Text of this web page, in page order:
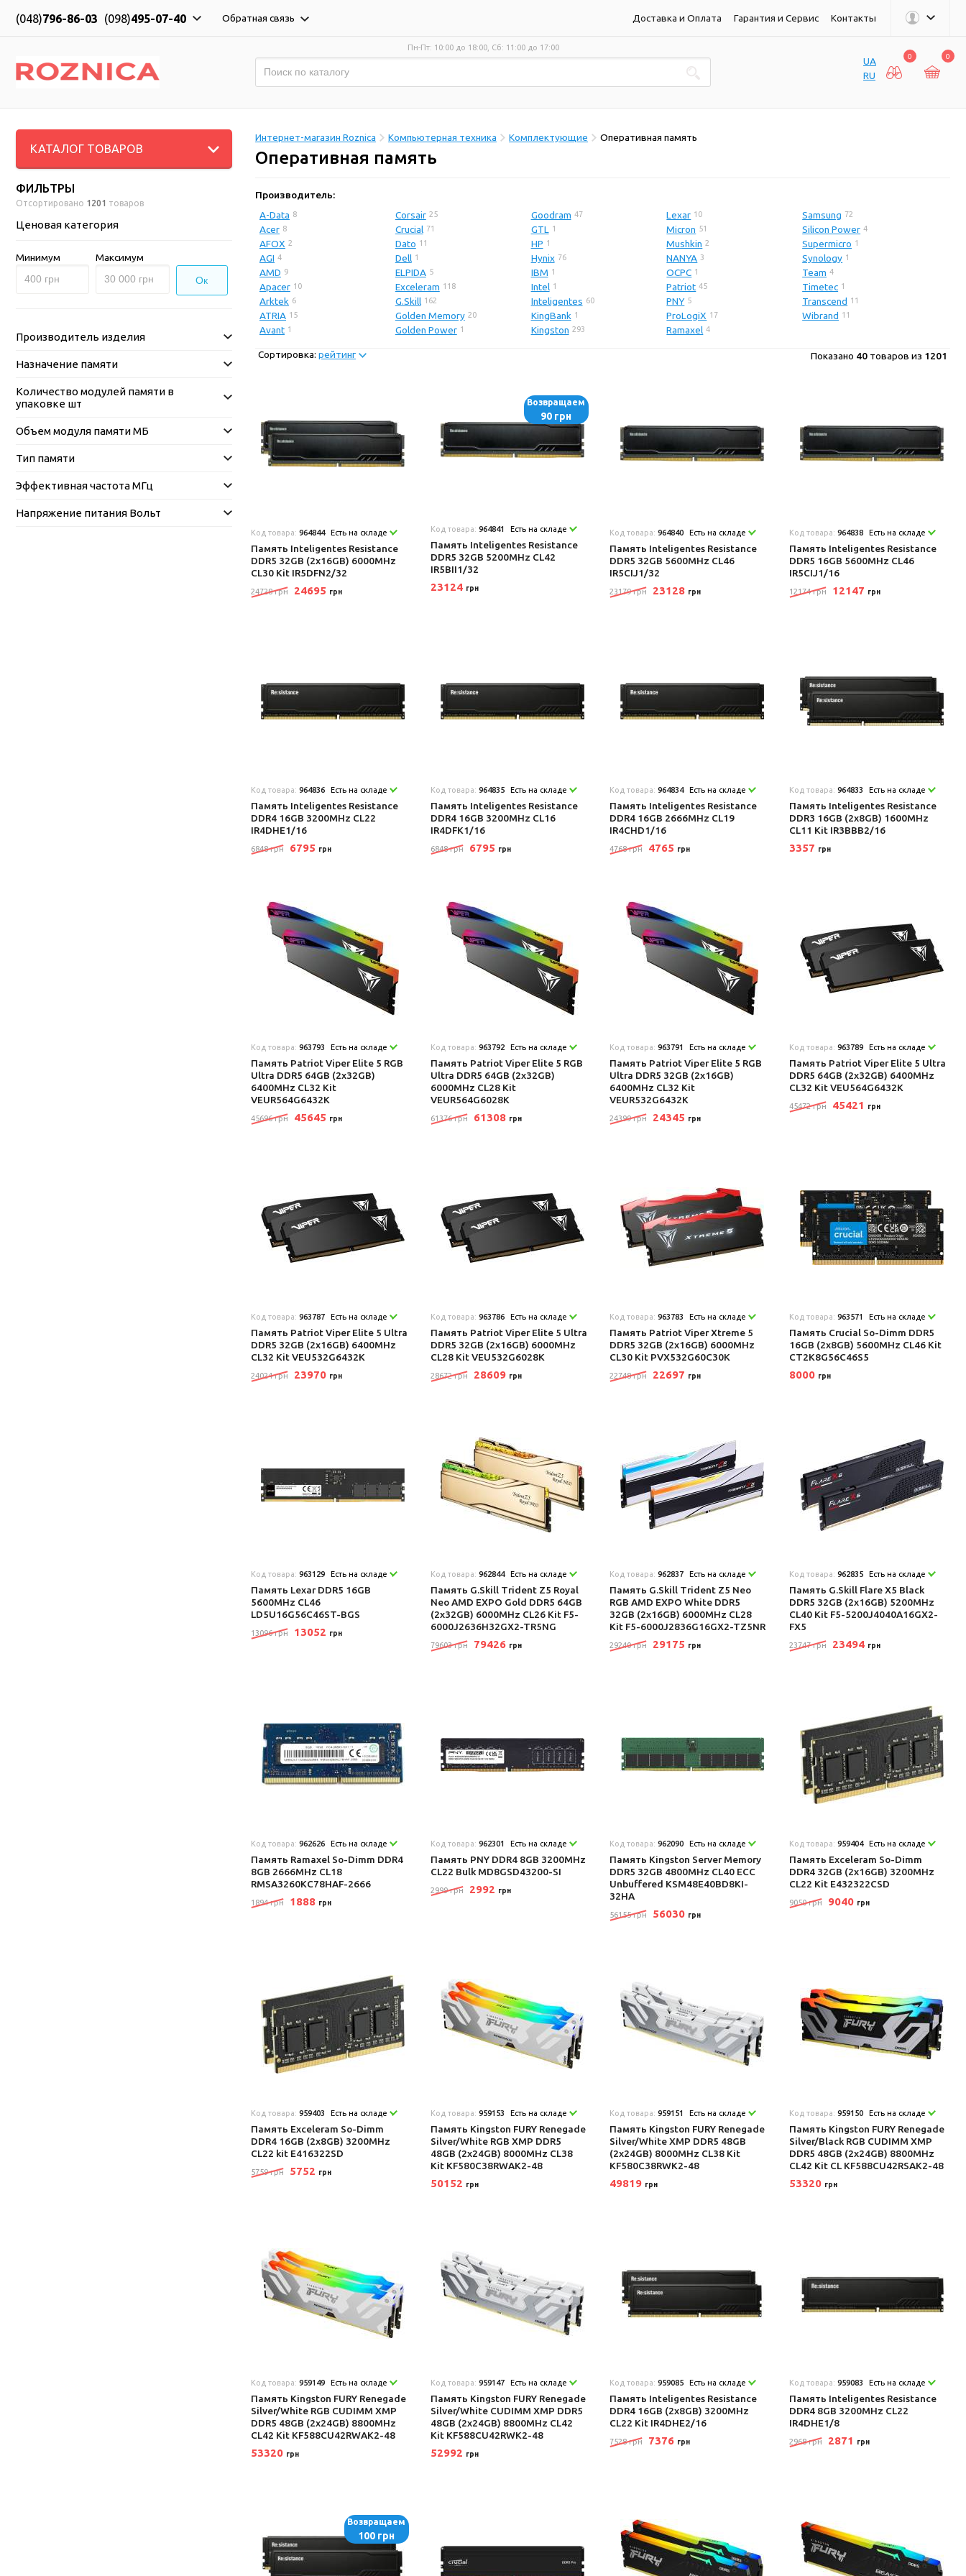
(048)796-86-03 (098)495-07-40 Обратная связь Доставка и Оплата Гарантия и Сервис Контакты
Пн-Пт: 10:00 до 18:00, Сб: 11:00 до 17:00
UA
RU
0 0
КАТАЛОГ ТОВАРОВ
ФИЛЬТРЫ
Отсортировано 1201 товаров
Ценовая категория
Минимум Максимум
Ок
Производитель изделия
Назначение памяти
Количество модулей памяти в
упаковке шт
Объем модуля памяти МБ
Тип памяти
Эффективная частота МГц
Напряжение питания Вольт
Интернет-магазин Roznica Компьютерная техника Комплектующие Оперативная память
Оперативная память
Производитель:
A-Data 8
Acer 8
AFOX 2
AGI 4
AMD 9
Apacer 10
Arktek 6
ATRIA 15
Avant 1
Corsair 25
Crucial 71
Dato 11
Dell 1
ELPIDA 5
Exceleram 118
G.Skill 162
Golden Memory 20
Golden Power 1
Goodram 47
GTL 1
HP 1
Hynix 76
IBM 1
Intel 1
Inteligentes 60
KingBank 1
Kingston 293
Lexar 10
Micron 51
Mushkin 2
NANYA 3
OCPC 1
Patriot 45
PNY 5
ProLogiX 17
Ramaxel 4
Samsung 72
Silicon Power 4
Supermicro 1
Synology 1
Team 4
Timetec 1
Transcend 11
Wibrand 11
Сортировка: рейтинг Показано 40 товаров из 1201
Код товара: 964844 Есть на складе
Память Inteligentes Resistance
DDR5 32GB (2x16GB) 6000MHz
CL30 Kit IR5DFN2/32
24728 грн 24695 грн
Возвращаем
90 грн
Код товара: 964841 Есть на складе
Память Inteligentes Resistance
DDR5 32GB 5200MHz CL42
IR5BII1/32
23124 грн
Код товара:964840 Есть на складе
Память Inteligentes Resistance
DDR5 32GB 5600MHz CL46
IR5CIJ1/32
23179 грн 23128 грн
Код товара:964838 Есть на складе
Память Inteligentes Resistance
DDR5 16GB 5600MHz CL46
IR5CIJ1/16
12174 грн 12147 грн
Код товара: 964836 Есть на складе
Память Inteligentes Resistance
DDR4 16GB 3200MHz CL22
IR4DHE1/16
6848 грн 6795 грн
Код товара: 964835 Есть на складе
Память Inteligentes Resistance
DDR4 16GB 3200MHz CL16
IR4DFK1/16
6848 грн 6795 грн
Код товара:964834 Есть на складе
Память Inteligentes Resistance
DDR4 16GB 2666MHz CL19
IR4CHD1/16
4768 грн 4765 грн
Код товара:964833 Есть на складе
Память Inteligentes Resistance
DDR3 16GB (2x8GB) 1600MHz
CL11 Kit IR3BBB2/16
3357 грн
Код товара: 963793 Есть на складе
Память Patriot Viper Elite 5 RGB
Ultra DDR5 64GB (2x32GB)
6400MHz CL32 Kit
VEUR564G6432K
45696 грн 45645 грн
Код товара: 963792 Есть на складе
Память Patriot Viper Elite 5 RGB
Ultra DDR5 64GB (2x32GB)
6000MHz CL28 Kit
VEUR564G6028K
61376 грн 61308 грн
Код товара:963791 Есть на складе
Память Patriot Viper Elite 5 RGB
Ultra DDR5 32GB (2x16GB)
6400MHz CL32 Kit
VEUR532G6432K
24399 грн 24345 грн
Код товара:963789 Есть на складе
Память Patriot Viper Elite 5 Ultra
DDR5 64GB (2x32GB) 6400MHz
CL32 Kit VEU564G6432K
45472 грн 45421 грн
Код товара: 963787 Есть на складе
Память Patriot Viper Elite 5 Ultra
DDR5 32GB (2x16GB) 6400MHz
CL32 Kit VEU532G6432K
24024 грн 23970 грн
Код товара: 963786 Есть на складе
Память Patriot Viper Elite 5 Ultra
DDR5 32GB (2x16GB) 6000MHz
CL28 Kit VEU532G6028K
28672 грн 28609 грн
Код товара:963783 Есть на складе
Память Patriot Viper Xtreme 5
DDR5 32GB (2x16GB) 6000MHz
CL30 Kit PVX532G60C30K
22748 грн 22697 грн
Код товара:963571 Есть на складе
Память Crucial So-Dimm DDR5
16GB (2x8GB) 5600MHz CL46 Kit
CT2K8G56C46S5
8000 грн
Код товара: 963129 Есть на складе
Память Lexar DDR5 16GB
5600MHz CL46
LD5U16G56C46ST-BGS
13096 грн 13052 грн
Код товара: 962844 Есть на складе
Память G.Skill Trident Z5 Royal
Neo AMD EXPO Gold DDR5 64GB
(2x32GB) 6000MHz CL26 Kit F5-
6000J2636H32GX2-TR5NG
79603 грн 79426 грн
Код товара:962837 Есть на складе
Память G.Skill Trident Z5 Neo
RGB AMD EXPO White DDR5
32GB (2x16GB) 6000MHz CL28
Kit F5-6000J2836G16GX2-TZ5NR
29240 грн 29175 грн
Код товара:962835 Есть на складе
Память G.Skill Flare X5 Black
DDR5 32GB (2x16GB) 5200MHz
CL40 Kit F5-5200J4040A16GX2-
FX5
23747 грн 23494 грн
Код товара: 962626 Есть на складе
Память Ramaxel So-Dimm DDR4
8GB 2666MHz CL18
RMSA3260KC78HAF-2666
1894 грн 1888 грн
Код товара: 962301 Есть на складе
Память PNY DDR4 8GB 3200MHz
CL22 Bulk MD8GSD43200-SI
2999 грн 2992 грн
Код товара:962090 Есть на складе
Память Kingston Server Memory
DDR5 32GB 4800MHz CL40 ECC
Unbuffered KSM48E40BD8KI-
32HA
56155 грн 56030 грн
Код товара:959404 Есть на складе
Память Exceleram So-Dimm
DDR4 32GB (2x16GB) 3200MHz
CL22 Kit E432322CSD
9050 грн 9040 грн
Код товара: 959403 Есть на складе
Память Exceleram So-Dimm
DDR4 16GB (2x8GB) 3200MHz
CL22 kit E416322SD
5759 грн 5752 грн
Код товара: 959153 Есть на складе
Память Kingston FURY Renegade
Silver/White RGB XMP DDR5
48GB (2x24GB) 8000MHz CL38
Kit KF580C38RWAK2-48
50152 грн
Код товара:959151 Есть на складе
Память Kingston FURY Renegade
Silver/White XMP DDR5 48GB
(2x24GB) 8000MHz CL38 Kit
KF580C38RWK2-48
49819 грн
Код товара:959150 Есть на складе
Память Kingston FURY Renegade
Silver/Black RGB CUDIMM XMP
DDR5 48GB (2x24GB) 8800MHz
CL42 Kit CL KF588CU42RSAK2-48
53320 грн
Код товара: 959149 Есть на складе
Память Kingston FURY Renegade
Silver/White RGB CUDIMM XMP
DDR5 48GB (2x24GB) 8800MHz
CL42 Kit KF588CU42RWAK2-48
53320 грн
Код товара: 959147 Есть на складе
Память Kingston FURY Renegade
Silver/White CUDIMM XMP DDR5
48GB (2x24GB) 8800MHz CL42
Kit KF588CU42RWK2-48
52992 грн
Код товара:959085 Есть на складе
Память Inteligentes Resistance
DDR4 16GB (2x8GB) 3200MHz
CL22 Kit IR4DHE2/16
7528 грн 7376 грн
Код товара:959083 Есть на складе
Память Inteligentes Resistance
DDR4 8GB 3200MHz CL22
IR4DHE1/8
2968 грн 2871 грн
Возвращаем
100 грн